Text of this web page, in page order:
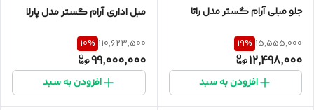
جلو مبلی آرام گستر مدل راتا
15,555,000
19%
12,498,000
افزودن به سبد
مبل اداری آرام گستر مدل پارلا
110,623,500
10%
99,000,000
افزودن به سبد